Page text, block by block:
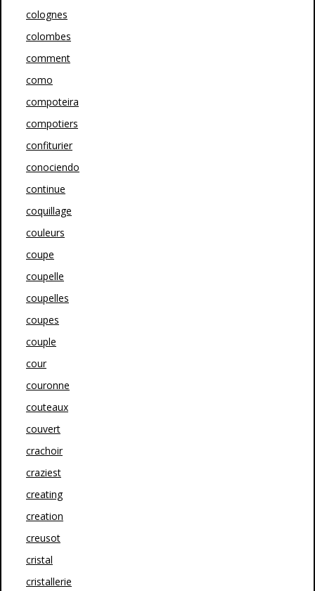
colognes
colombes
comment
como
compoteira
compotiers
confiturier
conociendo
continue
coquillage
couleurs
coupe
coupelle
coupelles
coupes
couple
cour
couronne
couteaux
couvert
crachoir
craziest
creating
creation
creusot
cristal
cristallerie